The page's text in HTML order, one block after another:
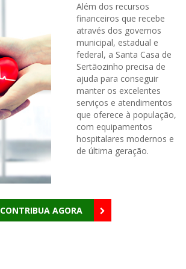
Além dos recursos
financeiros que recebe
através dos governos
municipal, estadual e
federal, a Santa Casa de
Sertãozinho precisa de
ajuda para conseguir
manter os excelentes
serviços e atendimentos
que oferece à população,
com equipamentos
hospitalares modernos e
de última geração.
CONTRIBUA AGORA